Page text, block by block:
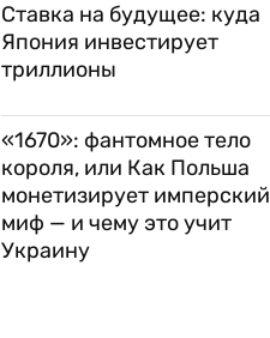
Ставка на будущее: куда
Япония инвестирует
триллионы
«1670»: фантомное тело
короля, или Как Польша
монетизирует имперский
миф — и чему это учит
Украину